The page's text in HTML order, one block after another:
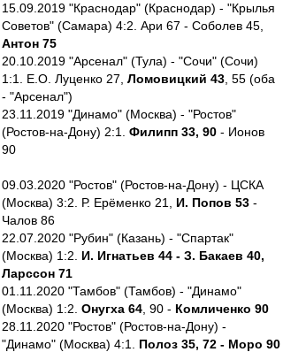
15.09.2019 "Краснодар" (Краснодар) - "Крылья
Советов" (Самара) 4:2. Ари 67 - Соболев 45,
Антон 75
20.10.2019 "Арсенал" (Тула) - "Сочи" (Сочи)
1:1. Е.О. Луценко 27, Ломовицкий 43 , 55 (оба
- "Арсенал")
23.11.2019 "Динамо" (Москва) - "Ростов"
(Ростов-на-Дону) 2:1. Филипп 33, 90 - Ионов
90
09.03.2020 "Ростов" (Ростов-на-Дону) - ЦСКА
(Москва) 3:2. Р. Ерёменко 21, И. Попов 53 -
Чалов 86
22.07.2020 "Рубин" (Казань) - "Спартак"
(Москва) 1:2. И. Игнатьев 44 - З. Бакаев 40,
Ларссон 71
01.11.2020 "Тамбов" (Тамбов) - "Динамо"
(Москва) 1:2. Онугха 64 , 90 - Комличенко 90
28.11.2020 "Ростов" (Ростов-на-Дону) -
"Динамо" (Москва) 4:1. Полоз 35, 72 - Моро 90